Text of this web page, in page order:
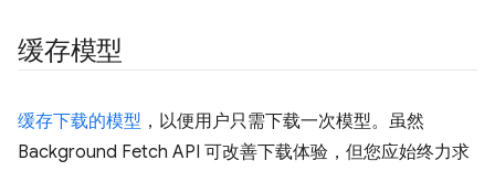
缓存模型
缓存下载的模型 ，以便用户只需下载一次模型。虽然
Background Fetch API 可改善下载体验，但您应始终力求